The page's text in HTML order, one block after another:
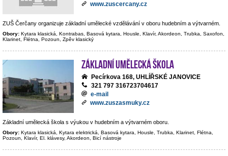
www.zuscercany.cz
ZUŠ Čerčany organizuje základní umělecké vzdělávání v oboru hudebním a výtvarném.
Obory: Kytara klasická, Kontrabas, Basová kytara, Housle, Klavír, Akordeon, Trubka, Saxofon,
Klarinet, Flétna, Pozoun, Zpěv klasický
Základní umělecká škola
Pecírkova 168, UHLÍŘSKÉ JANOVICE
321 797 316723704617
e-mail
www.zuszasmuky.cz
Základní umělecká škola s výukou v hudebním a výtvarném oboru.
Obory: Kytara klasická, Kytara elektrická, Basová kytara, Housle, Trubka, Klarinet, Flétna,
Pozoun, Klavír, El. klávesy, Akordeon, Bicí nástroje